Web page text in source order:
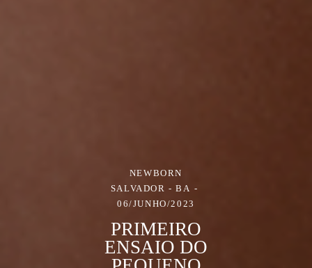
NEWBORN
SALVADOR - BA
06/JUNHO/2023
PRIMEIRO
ENSAIO DO